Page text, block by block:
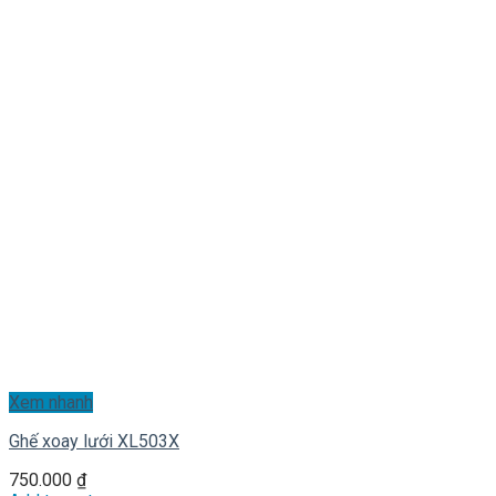
Xem nhanh
Ghế xoay lưới XL503X
750.000 ₫